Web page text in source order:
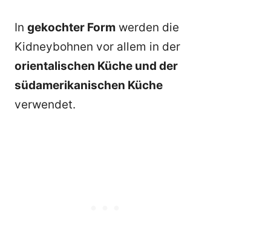
In gekochter Form werden die
Kidneybohnen vor allem in der
orientalischen Küche und der
südamerikanischen Küche
verwendet.